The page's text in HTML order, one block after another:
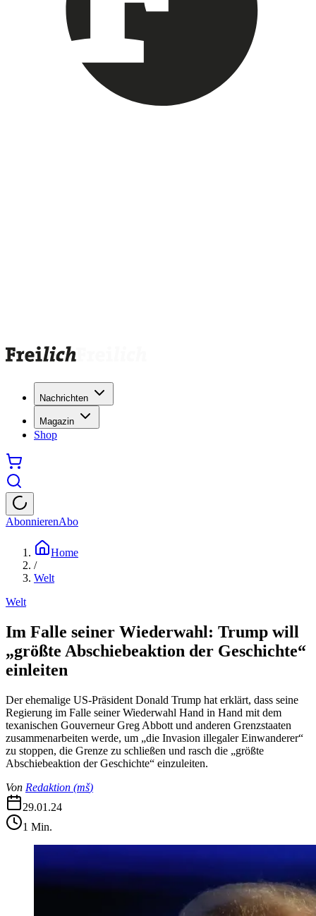
Nachrichten
Magazin
Shop
AbonnierenAbo
Home
/
Welt
Welt
Im Falle seiner Wiederwahl: Trump will
„größte Abschiebeaktion der Geschichte“
einleiten
Der ehemalige US-Präsident Donald Trump hat erklärt, dass seine
Regierung im Falle seiner Wiederwahl Hand in Hand mit dem
texanischen Gouverneur Greg Abbott und anderen Grenzstaaten
zusammenarbeiten werde, um „die Invasion illegaler Einwanderer“
zu stoppen, die Grenze zu schließen und rasch die „größte
Abschiebeaktion der Geschichte“ einzuleiten.
Von Redaktion (mš)
29.01.24
1 Min.